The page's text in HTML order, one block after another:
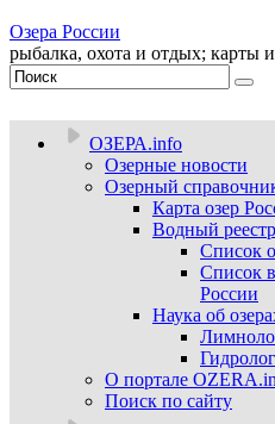
Озера России
рыбалка, охота и отдых; карты
ОЗЕРА.info
Озерные новости
Озерный
Карта озер
Водный
Список
Список
России
Наука об
О портале
Поиск по сайту